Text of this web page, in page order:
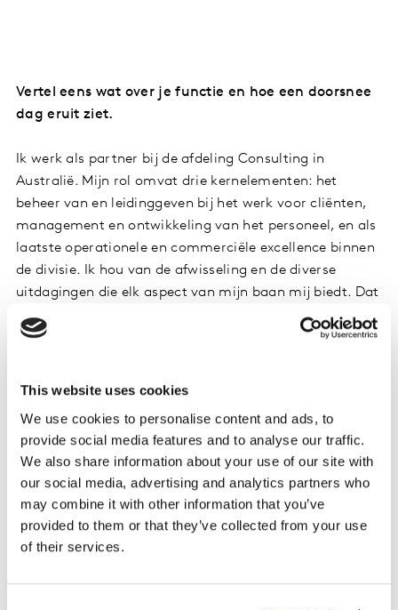
This website uses cookies
We use cookies to personalise content and ads, to
provide social media features and to analyse our traffic.
We also share information about your use of our site with
our social media, advertising and analytics partners who
may combine it with other information that you’ve
provided to them or that they’ve collected from your use
of their services.
Vertel eens wat over je functie en hoe een doorsnee
dag eruit ziet.
Ik werk als partner bij de afdeling Consulting in
Australië. Mijn rol omvat drie kernelementen: het
beheer van en leidinggeven bij het werk voor cliënten,
management en ontwikkeling van het personeel, en als
laatste operationele en commerciële excellence binnen
de divisie. Ik hou van de afwisseling en de diverse
uitdagingen die elk aspect van mijn baan mij biedt. Dat
geeft me het gevoel dat ik continu bijleer en in
ontwikkeling blijf.
Mijn team bestaat uit ongeveer 22 mensen en binnen
dit team zijn er experts op verschillende pijlers. Bijna al
het werk dat we doen bestaat uit ‘programma's’, wat
anders is dan op zichzelf staande projecten die
verschillende aspecten van je werk omvatten. Het
resultaat is dat binnen het team voortdurend
onderneming, zowel hier in Australië als met andere